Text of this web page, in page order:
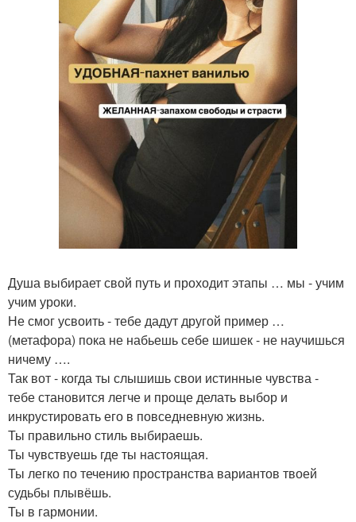
Душа выбирает свой путь и проходит этапы … мы - учим
учим уроки.
Не смог усвоить - тебе дадут другой пример …
(метафора) пока не набьешь себе шишек - не научишься
ничему ….
Так вот - когда ты слышишь свои истинные чувства -
тебе становится легче и проще делать выбор и
инкрустировать его в повседневную жизнь.
Ты правильно стиль выбираешь.
Ты чувствуешь где ты настоящая.
Ты легко по течению пространства вариантов твоей
судьбы плывёшь.
Ты в гармонии.